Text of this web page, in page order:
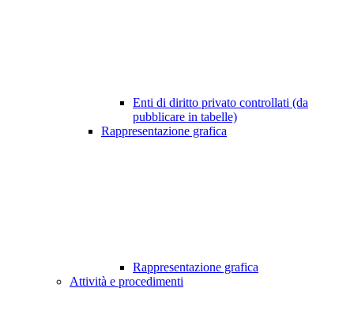
Enti di diritto privato controllati (da
pubblicare in tabelle)
Rappresentazione grafica
Rappresentazione grafica
Attività e procedimenti